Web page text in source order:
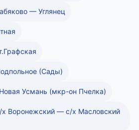
— Углянец
(Сады)
Усмань (мкр-он Пчелка)
Воронежский — с/х Масловский